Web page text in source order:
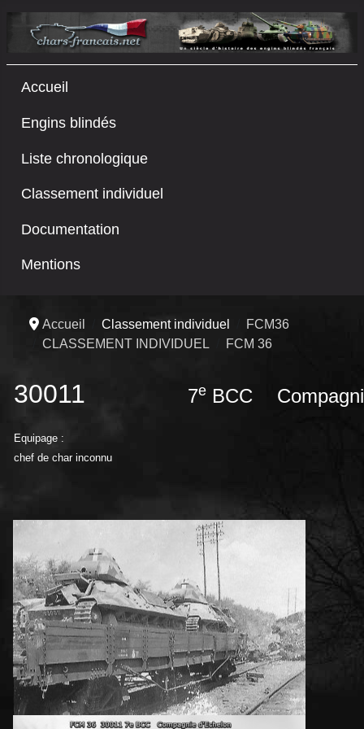
Accueil
Engins blindés
Liste chronologique
Classement individuel
Documentation
Mentions
Accueil Classement individuel
FCM36
CLASSEMENT INDIVIDUEL
FCM 36
30011 7e BCC
Equipage :
chef de char inconnu